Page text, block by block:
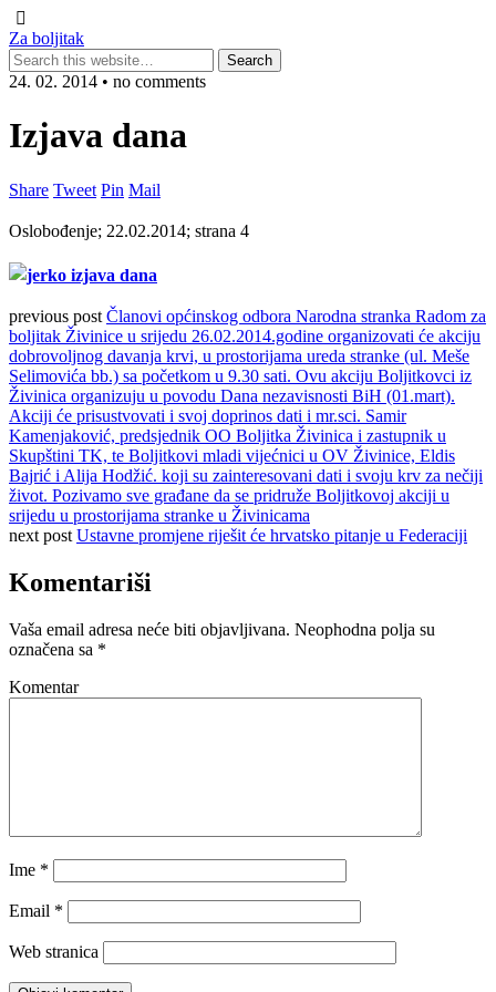
Za boljitak
24. 02. 2014 • no comments
Izjava dana
Share Tweet Pin Mail
Oslobođenje; 22.02.2014; strana 4
previous post Članovi općinskog odbora Narodna stranka Radom za
boljitak Živinice u srijedu 26.02.2014.godine organizovati će akciju
dobrovoljnog davanja krvi, u prostorijama ureda stranke (ul. Meše
Selimovića bb.) sa početkom u 9.30 sati. Ovu akciju Boljitkovci iz
Živinica organizuju u povodu Dana nezavisnosti BiH (01.mart).
Akciji će prisustvovati i svoj doprinos dati i mr.sci. Samir
Kamenjaković, predsjednik OO Boljitka Živinica i zastupnik u
Skupštini TK, te Boljitkovi mladi vijećnici u OV Živinice, Eldis
Bajrić i Alija Hodžić. koji su zainteresovani dati i svoju krv za nečiji
život. Pozivamo sve građane da se pridruže Boljitkovoj akciji u
srijedu u prostorijama stranke u Živinicama
next post Ustavne promjene riješit će hrvatsko pitanje u Federaciji
Komentariši
Vaša email adresa neće biti objavljivana. Neophodna polja su
označena sa *
Komentar
Ime *
Email *
Web stranica